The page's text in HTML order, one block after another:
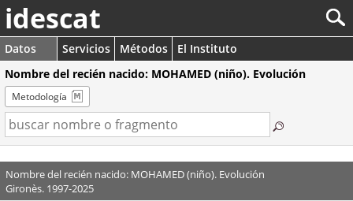
idescat
Datos Servicios Métodos
El Instituto
Nombre del recién nacido: MOHAMED (niño). Evolución
Metodología
Nombre del recién nacido: MOHAMED (niño). Evolución
Gironès. 1997-2025